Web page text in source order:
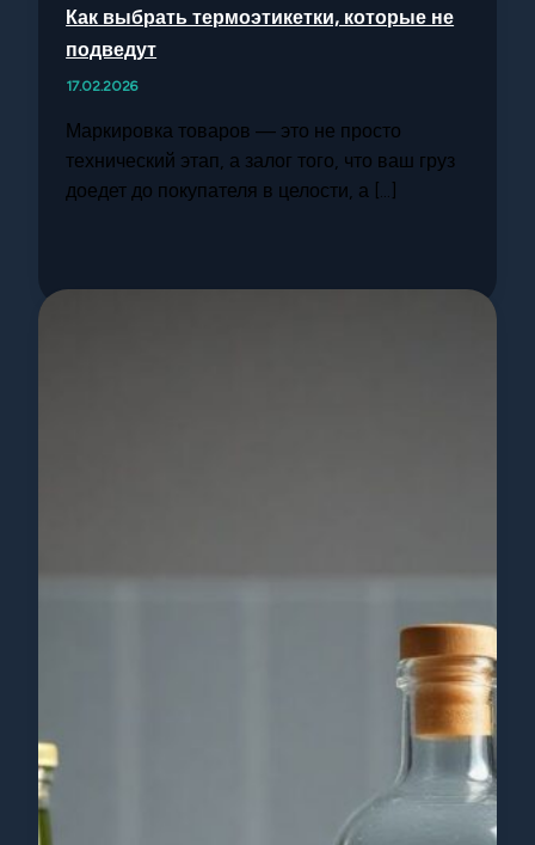
Как выбрать термоэтикетки, которые не
подведут
17.02.2026
Маркировка товаров — это не просто
технический этап, а залог того, что ваш груз
доедет до покупателя в целости, а […]